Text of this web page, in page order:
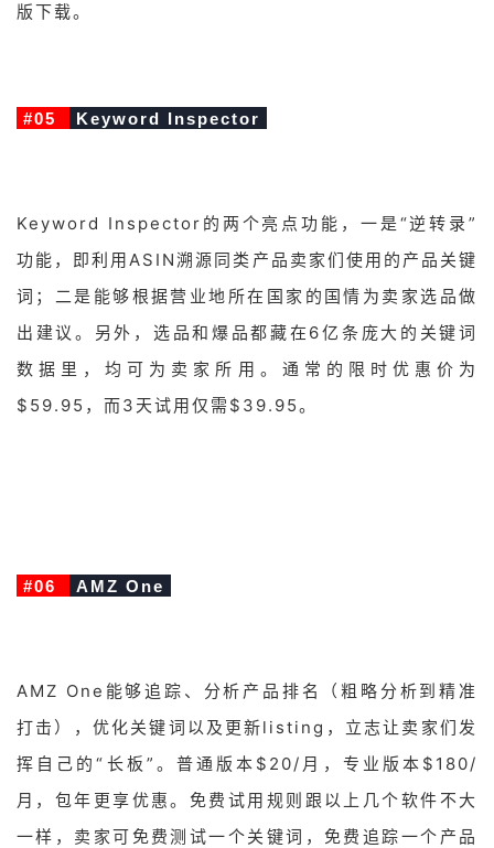
版下载。
#05 Keyword Inspector
Keyword Inspector的两个亮点功能，一是“逆转录”
功能，即利用ASIN溯源同类产品卖家们使用的产品关键
词；二是能够根据营业地所在国家的国情为卖家选品做
出建议。另外，选品和爆品都藏在6亿条庞大的关键词
数据里，均可为卖家所用。通常的限时优惠价为
$59.95，而3天试用仅需$39.95。
#06 AMZ One
AMZ One能够追踪、分析产品排名（粗略分析到精准
打击），优化关键词以及更新listing，立志让卖家们发
挥自己的“长板”。普通版本$20/月，专业版本$180/
月，包年更享优惠。免费试用规则跟以上几个软件不大
一样，卖家可免费测试一个关键词，免费追踪一个产品